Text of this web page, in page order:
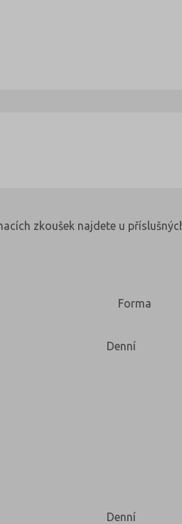
zkoušek najdete u
Forma
Denní
Denní